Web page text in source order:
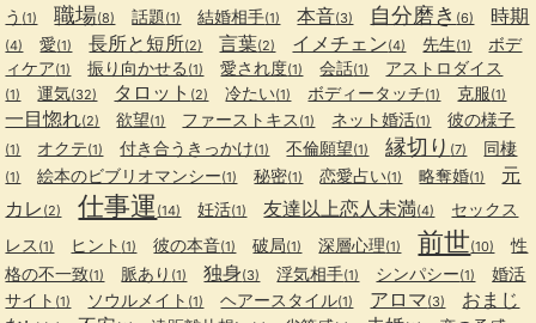
う (1) 職場(8) 話題(1) 結婚相手(1) 本音(3) 自分磨き (6) 時期
(4) 愛(1) 長所と短所(2) 言葉(2) イメチェン(4) 先生(1)
ボデ
ィケア(1) 振り向かせる (1) 愛され度(1) 会話(1) アストロダイス
(1) 運気(32) タロット (2) 冷たい(1) ボディータッチ(1) 克服(1)
一目惚れ(2) 欲望(1) ファーストキス (1) ネット婚活(1) 彼の様子
(1) オクテ(1) 付き合うきっかけ(1) 不倫願望(1) 縁切り (7) 同棲
(1) 絵本のビブリオマンシー(1) 秘密(1) 恋愛占い(1) 略奪婚(1)
元
カレ (2) 仕事運 (14) 妊活(1) 友達以上恋人未満(4)
セックス
レス (1) ヒント (1) 彼の本音(1) 破局(1) 深層心理(1) 前世(10)
性
格の不一致(1) 脈あり (1) 独身(3) 浮気相手(1) シンパシー(1)
婚活
サイト (1) ソウルメイト (1) ヘアースタイル(1) アロマ(3)
おまじ